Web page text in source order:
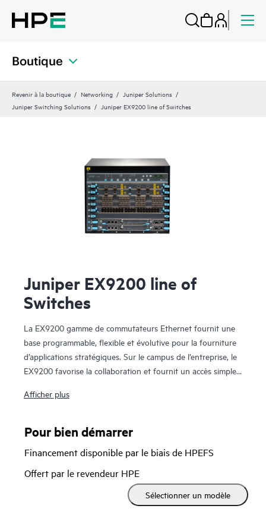
Boutique
Revenir à la boutique Networking
Juniper Solutions
Juniper Switching Solutions
Juniper EX9200 line of Switches
Juniper EX9200 line of
Switches
La EX9200 gamme de commutateurs Ethernet fournit une
base programmable, flexible et évolutive pour la fourniture
d’applications stratégiques. Sur le campus de l’entreprise, le
EX9200 favorise la collaboration et fournit un accès simple
le datacenter, elle simplifie les opérations pour aligner le
évolution.
Les commutateurs EX9200 permettent aux organisations de
déployer un cœur d’entreprise évolué, prenant en charge les
applications de couche 2 ou de couche 3 avec Ethernet VPN
(EVPN)-Virtual Extensible LAN (VXLAN). L’utilisation de ces
Afficher plus
Pour bien démarrer
Financement disponible par le biais de HPEFS
Offert par le revendeur HPE
Sélectionner un modèle